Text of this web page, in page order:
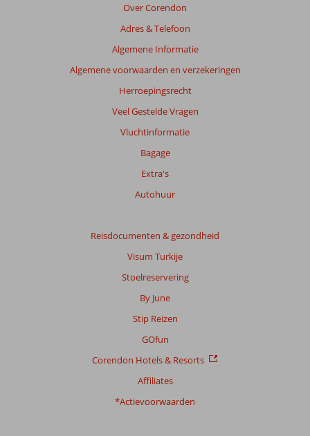
Over Corendon
Adres & Telefoon
Algemene Informatie
Algemene voorwaarden en verzekeringen
Herroepingsrecht
Veel Gestelde Vragen
Vluchtinformatie
Bagage
Extra's
Autohuur
Reisdocumenten & gezondheid
Visum Turkije
Stoelreservering
By June
Stip Reizen
GOfun
Corendon Hotels & Resorts
Affiliates
*Actievoorwaarden